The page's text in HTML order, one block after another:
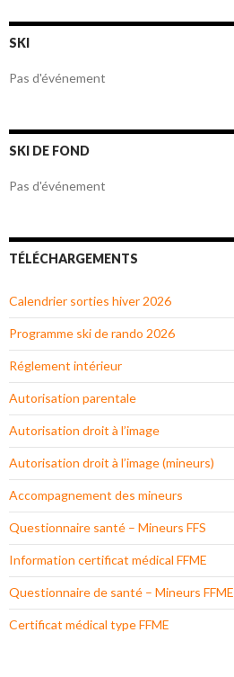
SKI
Pas d'événement
SKI DE FOND
Pas d'événement
TÉLÉCHARGEMENTS
Calendrier sorties hiver 2026
Programme ski de rando 2026
Réglement intérieur
Autorisation parentale
Autorisation droit à l’image
Autorisation droit à l’image (mineurs)
Accompagnement des mineurs
Questionnaire santé – Mineurs FFS
Information certificat médical FFME
Questionnaire de santé – Mineurs FFME
Certificat médical type FFME